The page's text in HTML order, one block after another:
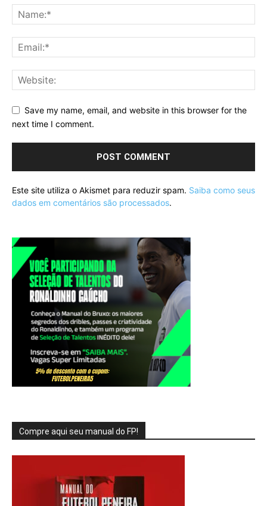
Save my name, email, and website in this browser for the
next time I comment.
Este site utiliza o Akismet para reduzir spam. Saiba como seus
dados em comentários são processados.
Compre aqui seu manual do FP!